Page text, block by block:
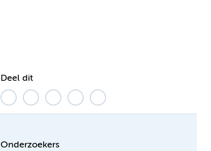
Deel dit
Onderzoekers